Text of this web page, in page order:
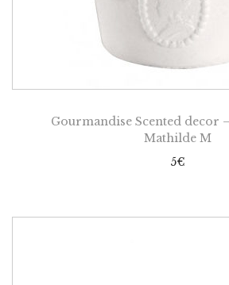
Gourmandise Scented decor
Mathilde M
5€